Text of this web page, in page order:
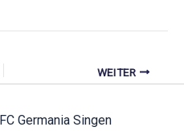
WEITER
Germania Singen